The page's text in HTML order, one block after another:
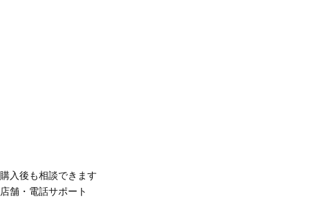
購入後も相談できます
店舗・電話サポート